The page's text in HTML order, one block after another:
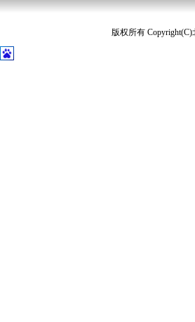
版权所有